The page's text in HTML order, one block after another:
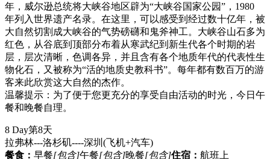
年，威尔逊总统将大峡谷地区辟为“大峡谷国家公园”，1980
年列入世界遗产名录。在这里，可以感受到经过数十亿年，被
大自然切割成大峡谷的气势磅礴和鬼斧神工。大峡谷山石多为
红色，从谷底到顶部分布着从寒武纪到新生代各个时期的岩
层，层次清晰，色调各异，并且含有各个地质年代的代表性生
物化石，又被称为“活的地质史教科书”。每年都有数百万的游
客来此欣赏这大自然的杰作。
温馨提示：为了便于您更充分的享受自由活动的时光，今日午
餐和晚餐自理。
8 Day第8天
拉弗林---洛杉矶----深圳 (飞机+汽车)
餐食： 早餐[包含]午餐[包含]晚餐[包含]住宿： 航班上